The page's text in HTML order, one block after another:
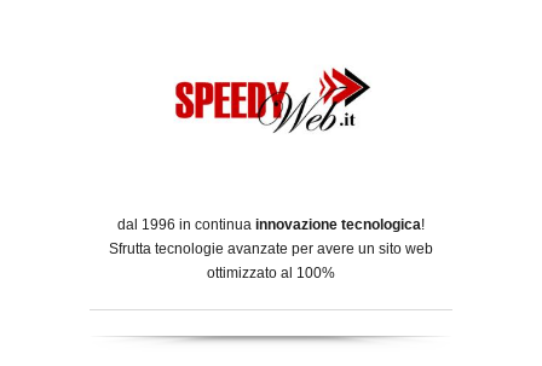
dal 1996 in continua innovazione tecnologica!
Sfrutta tecnologie avanzate per avere un sito web
ottimizzato al 100%